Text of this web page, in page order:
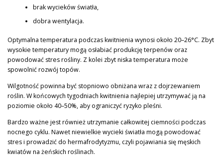
brak wycieków światła,
dobra wentylacja.
Optymalna temperatura podczas kwitnienia wynosi około 20–26°C. Zbyt
wysokie temperatury mogą osłabiać produkcję terpenów oraz
powodować stres rośliny. Z kolei zbyt niska temperatura może
spowolnić rozwój topów.
Wilgotność powinna być stopniowo obniżana wraz z dojrzewaniem
roślin. W końcowych tygodniach kwitnienia najlepiej utrzymywać ją na
poziomie około 40–50%, aby ograniczyć ryzyko pleśni.
Bardzo ważne jest również utrzymanie całkowitej ciemności podczas
nocnego cyklu. Nawet niewielkie wycieki światła mogą powodować
stres i prowadzić do hermafrodytyzmu, czyli pojawiania się męskich
kwiatów na żeńskich roślinach.